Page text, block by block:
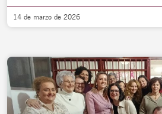
14 de marzo de 2026